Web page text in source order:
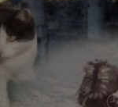
CULTURE